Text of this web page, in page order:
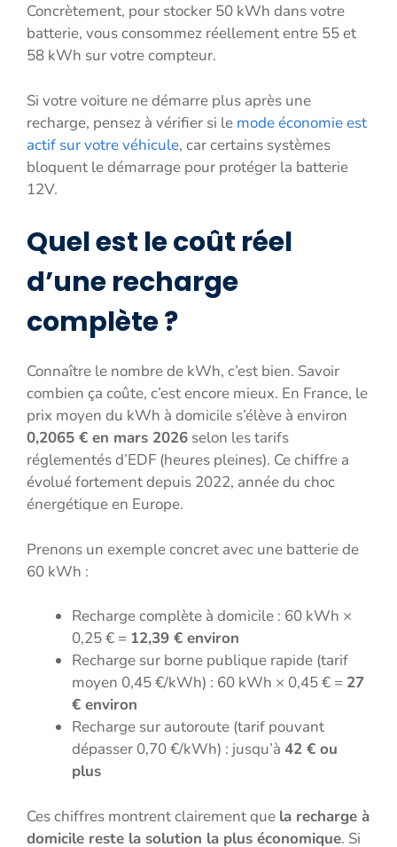
Concrètement, pour stocker 50 kWh dans votre
batterie, vous consommez réellement entre 55 et
58 kWh sur votre compteur.
Si votre voiture ne démarre plus après une
recharge, pensez à vérifier si le mode économie est
actif sur votre véhicule, car certains systèmes
bloquent le démarrage pour protéger la batterie
12V.
Quel est le coût réel
d’une recharge
complète ?
Connaître le nombre de kWh, c’est bien. Savoir
combien ça coûte, c’est encore mieux. En France, le
prix moyen du kWh à domicile s’élève à environ
0,2065 € en mars 2026 selon les tarifs
réglementés d’EDF (heures pleines). Ce chiffre a
évolué fortement depuis 2022, année du choc
énergétique en Europe.
Prenons un exemple concret avec une batterie de
60 kWh :
Recharge complète à domicile : 60 kWh ×
0,25 € = 12,39 € environ
Recharge sur borne publique rapide (tarif
moyen 0,45 €/kWh) : 60 kWh × 0,45 € = 27
€ environ
Recharge sur autoroute (tarif pouvant
dépasser 0,70 €/kWh) : jusqu’à 42 € ou
plus
Ces chiffres montrent clairement que la recharge à
domicile reste la solution la plus économique. Si